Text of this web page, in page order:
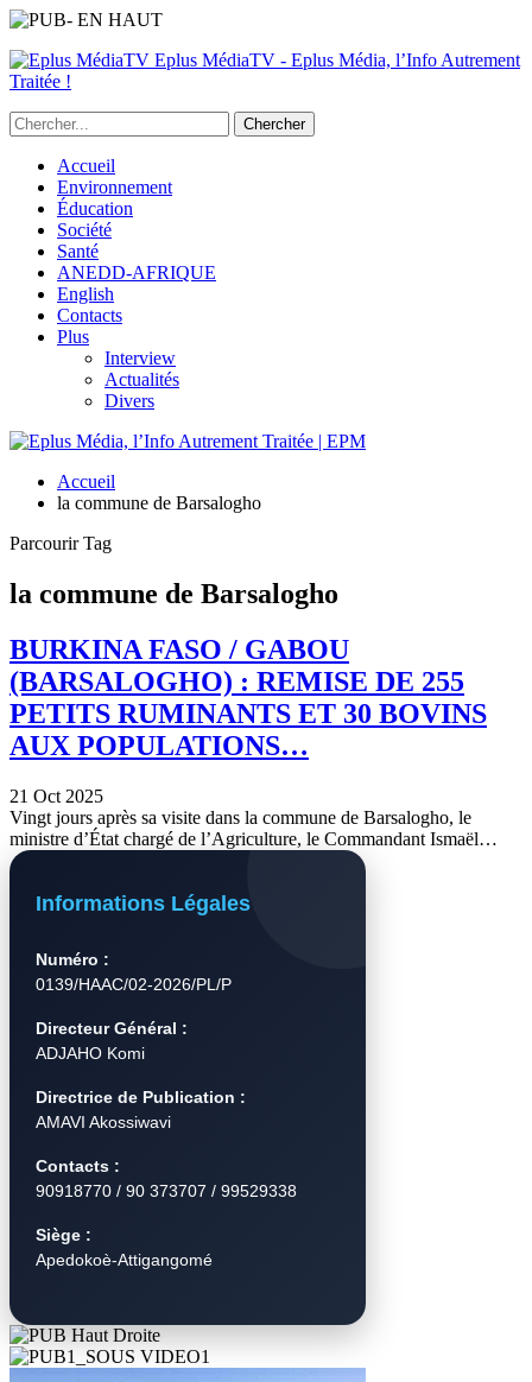
Eplus MédiaTV - Eplus Média, l’Info Autrement
Traitée !
Accueil
Environnement
Éducation
Société
Santé
ANEDD-AFRIQUE
English
Contacts
Plus
Interview
Actualités
Divers
Accueil
la commune de Barsalogho
Parcourir Tag
la commune de Barsalogho
BURKINA FASO / GABOU
(BARSALOGHO) : REMISE DE 255
PETITS RUMINANTS ET 30 BOVINS
AUX POPULATIONS…
21 Oct 2025
Vingt jours après sa visite dans la commune de Barsalogho, le
ministre d’État chargé de l’Agriculture, le Commandant Ismaël…
Informations Légales
Numéro :
0139/HAAC/02-2026/PL/P
Directeur Général :
ADJAHO Komi
Directrice de Publication :
AMAVI Akossiwavi
Contacts :
90918770 / 90 373707 / 99529338
Siège :
Apedokoè-Attigangomé